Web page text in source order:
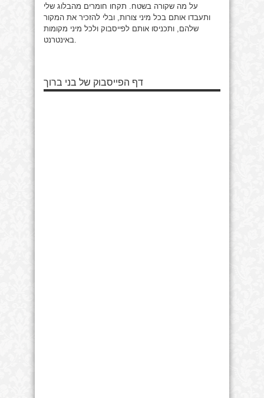
על מה שקורה בשטח. תקחו חומרים מהבלוג שלי
ותעבדו אותם בכל מיני צורות, ובלי להזכיר את המקור
שלהם, ותכניסו אותם לפייסבוק ולכל מיני מקומות
דף הפייסבוק של בני ברוך